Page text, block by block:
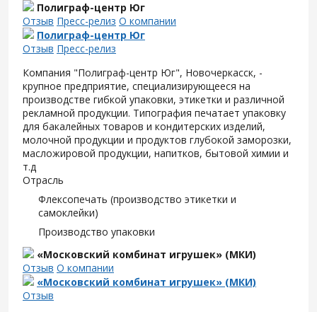
Полиграф-центр Юг
Отзыв Пресс-релиз О компании
Полиграф-центр Юг
Отзыв Пресс-релиз
Компания "Полиграф-центр Юг", Новочеркасск, -
крупное предприятие, специализирующееся на
производстве гибкой упаковки, этикетки и различной
рекламной продукции. Типография печатает упаковку
для бакалейных товаров и кондитерских изделий,
молочной продукции и продуктов глубокой заморозки,
масложировой продукции, напитков, бытовой химии и
т.д
Отрасль
Флексопечать (производство этикетки и
самоклейки)
Производство упаковки
«Московский комбинат игрушек» (МКИ)
Отзыв О компании
«Московский комбинат игрушек» (МКИ)
Отзыв